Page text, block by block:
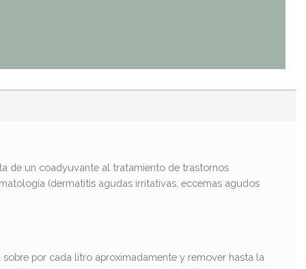
de un coadyuvante al tratamiento de trastornos
(dermatitis agudas irritativas, eccemas agudos
por cada litro aproximadamente y remover hasta la